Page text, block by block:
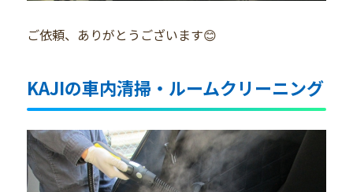
ご依頼、ありがとうございます😊
KAJIの車内清掃・ルームクリーニング